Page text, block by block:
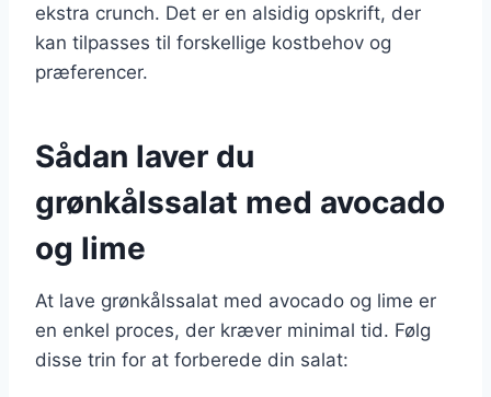
ekstra crunch. Det er en alsidig opskrift, der
kan tilpasses til forskellige kostbehov og
præferencer.
Sådan laver du
grønkålssalat med avocado
og lime
At lave grønkålssalat med avocado og lime er
en enkel proces, der kræver minimal tid. Følg
disse trin for at forberede din salat: